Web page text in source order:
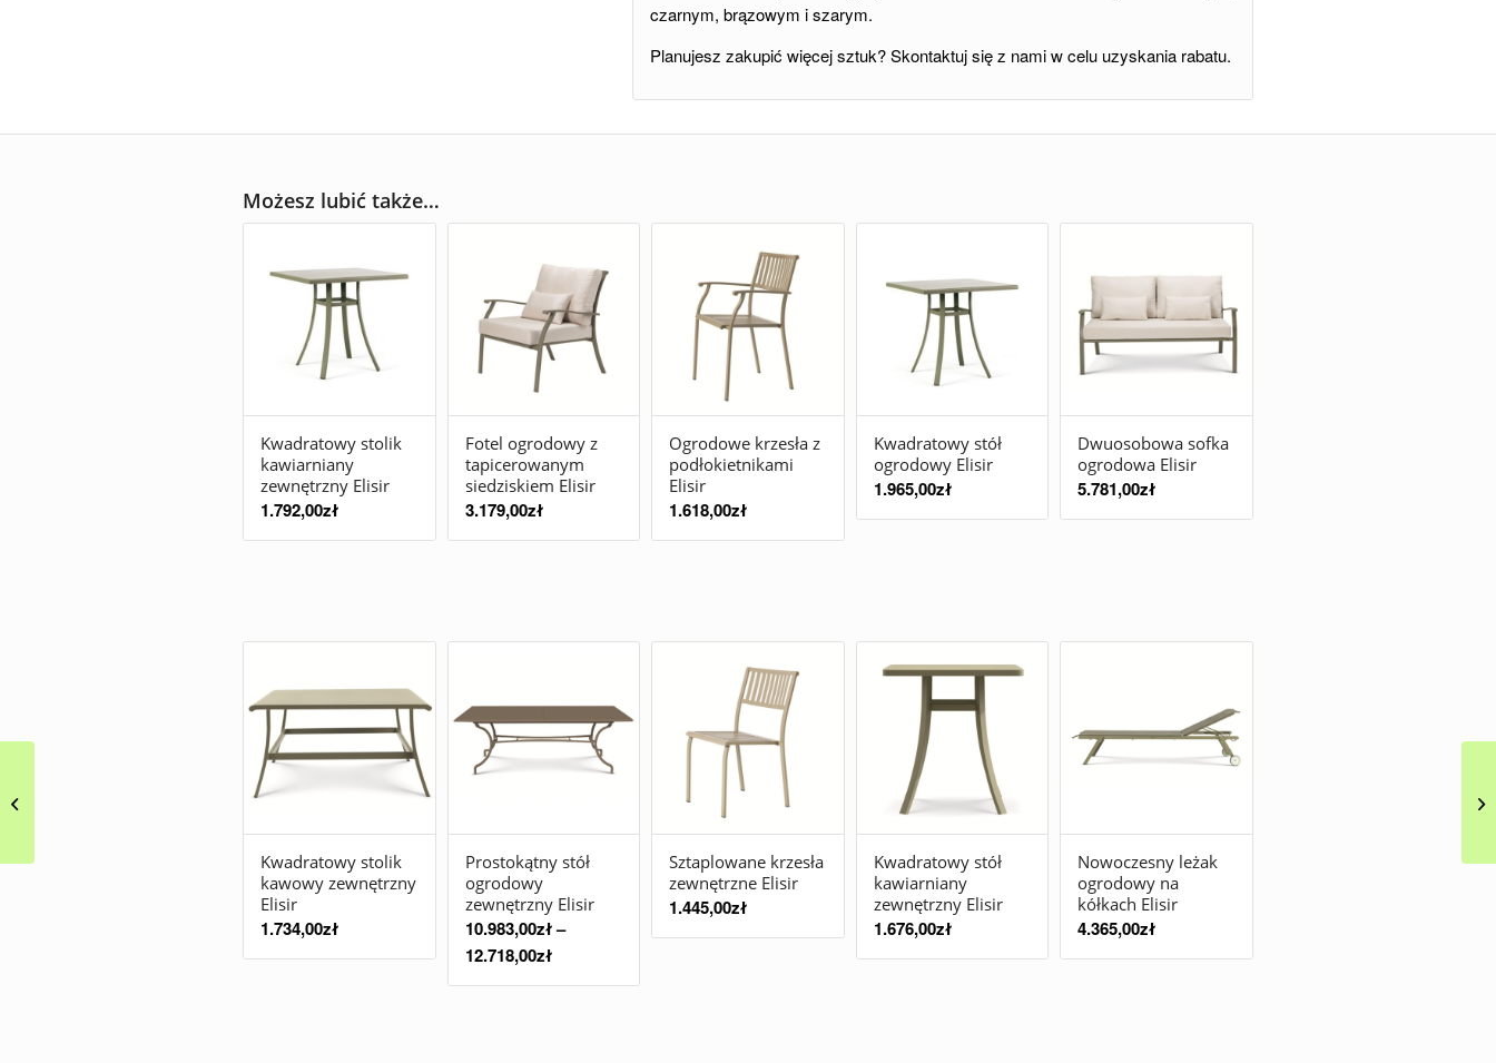
czarnym, brązowym i szarym.
Planujesz zakupić więcej sztuk? Skontaktuj się z nami w celu uzyskania rabatu.
Możesz lubić także…
Kwadratowy stolik
kawiarniany
zewnętrzny Elisir
1.792,00zł
Fotel ogrodowy z
tapicerowanym
siedziskiem Elisir
3.179,00zł
Ogrodowe krzesła z
podłokietnikami
Elisir
1.618,00zł
Kwadratowy stół
ogrodowy Elisir
1.965,00zł
Dwuosobowa sofka
ogrodowa Elisir
5.781,00zł
Kwadratowy stolik
kawowy zewnętrzny
Elisir
1.734,00zł
Prostokątny stół
ogrodowy
zewnętrzny Elisir
10.983,00zł–
12.718,00zł
Sztaplowane krzesła
zewnętrzne Elisir
1.445,00zł
Kwadratowy stół
kawiarniany
zewnętrzny Elisir
1.676,00zł
Nowoczesny leżak
ogrodowy na
kółkach Elisir
4.365,00zł